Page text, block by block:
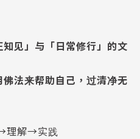
见」与「日常修行」的文
法来帮助自己，过清净无
理解→实践